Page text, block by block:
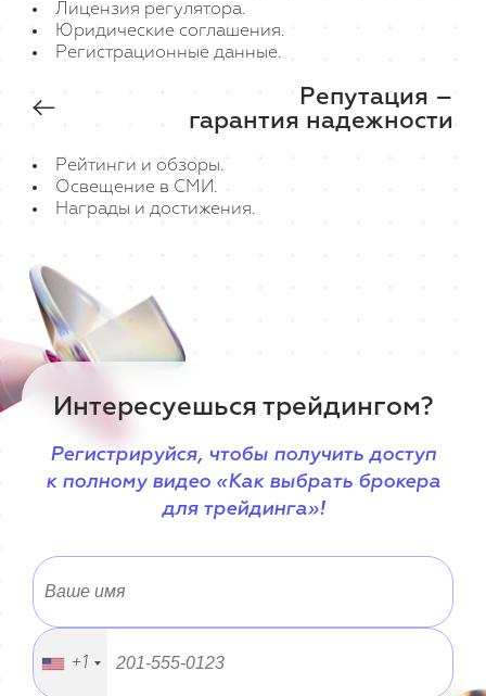
Лицензия регулятора.
Юридические соглашения.
Регистрационные данные.
Репутация –
гарантия надежности
Рейтинги и обзоры.
Освещение в СМИ.
Награды и достижения.
Интересуешься трейдингом?
Регистрируйся, чтобы получить доступ
к полному видео «Как выбрать брокера
для трейдинга»!
+1